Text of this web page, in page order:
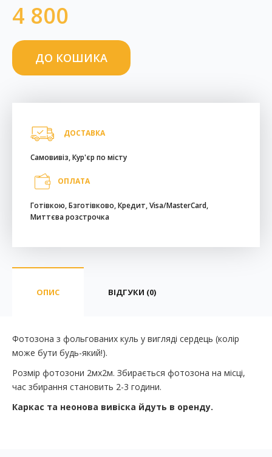
4 800
ДОСТАВКА
Самовивіз, Кур'єр по місту
ОПЛАТА
Готівкою, Бзготівково, Кредит, Visa/MasterCard,
Миттєва розстрочка
ОПИС ВІДГУКИ (0)
Фотозона з фольгованих куль у вигляді сердець (колір
може бути будь-який!).
Розмір фотозони 2мх2м. Збирається фотозона на місці,
час збирання становить 2-3 години.
Каркас та неонова вивіска йдуть в оренду.